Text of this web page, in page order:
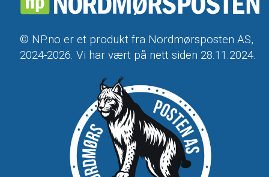
© NP.no er et produkt fra Nordmørsposten AS,
2024-2026. Vi har vært på nett siden 28.11.2024.